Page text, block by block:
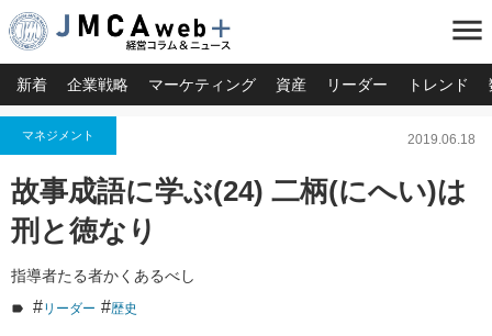
menu
新着 企業戦略 マーケティング 資産 リーダー トレンド
マネジメント 2019.06.18
故事成語に学ぶ(24) 二柄(にへい)は
刑と徳なり
指導者たる者かくあるべし
#リーダー #歴史